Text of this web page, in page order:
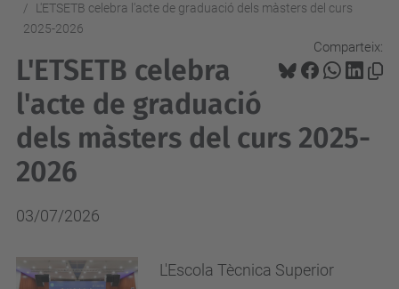
L'ETSETB celebra l'acte de graduació dels màsters del curs
2025-2026
Comparteix:
L'ETSETB celebra
l'acte de graduació
dels màsters del curs 2025-
2026
03/07/2026
L'Escola Tècnica Superior